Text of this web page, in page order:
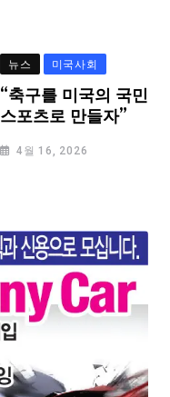
뉴스 미국사회
“축구를 미국의 국민
스포츠로 만들자”
4월 16, 2026